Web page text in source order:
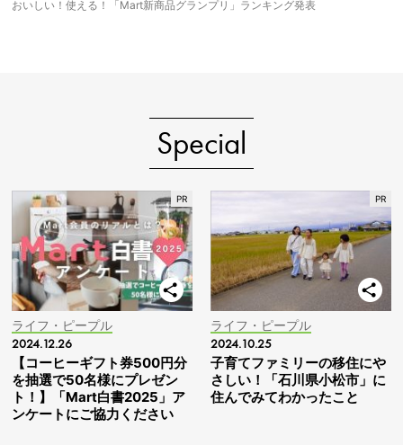
おいしい！使える！「Mart新商品グランプリ」ランキング発表
Special
ライフ・ピープル
2024.12.26
【コーヒーギフト券500円分
を抽選で50名様にプレゼン
ト！】「Mart白書2025」ア
ンケートにご協力ください
ライフ・ピープル
2024.10.25
子育てファミリーの移住にや
さしい！「石川県小松市」に
住んでみてわかったこと